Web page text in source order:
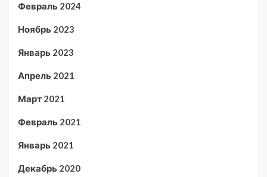
Февраль 2024
Ноябрь 2023
Январь 2023
Апрель 2021
Март 2021
Февраль 2021
Январь 2021
Декабрь 2020